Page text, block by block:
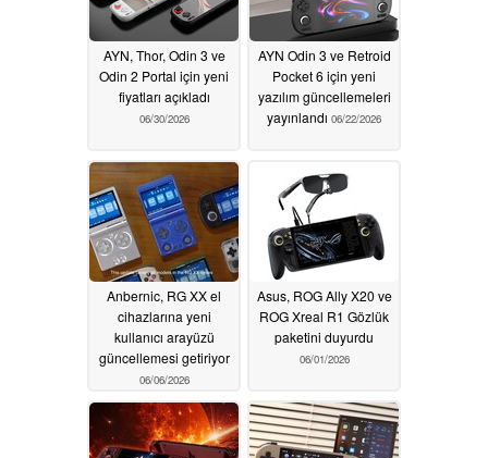
AYN, Thor, Odin 3 ve
Odin 2 Portal için yeni
fiyatları açıkladı
06/30/2026
AYN Odin 3 ve Retroid
Pocket 6 için yeni
yazılım güncellemeleri
yayınlandı 06/22/2026
Anbernic, RG XX el
cihazlarına yeni
kullanıcı arayüzü
güncellemesi getiriyor
06/06/2026
Asus, ROG Ally X20 ve
ROG Xreal R1 Gözlük
paketini duyurdu
06/01/2026